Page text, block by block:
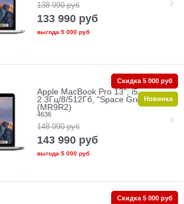
138 990 руб
133 990 руб
выгода 5 000 руб
Apple MacBook Pro 13"; i5
2.3Гц/8/512Гб, "Space Grey"
(MR9R2)
4636
148 990 руб
143 990 руб
выгода 5 000 руб
Скидка 5 000 руб
Новинка
Скидка 5 000 руб